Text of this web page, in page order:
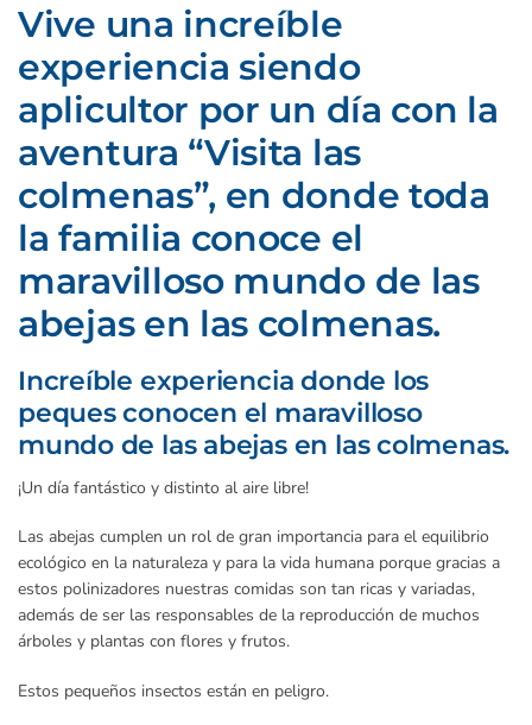
Vive una increíble
experiencia siendo
aplicultor por un día con la
aventura “Visita las
colmenas”, en donde toda
la familia conoce el
maravilloso mundo de las
abejas en las colmenas.
Increíble experiencia donde los
peques conocen el maravilloso
mundo de las abejas en las colmenas.
¡Un día fantástico y distinto al aire libre!
Las abejas cumplen un rol de gran importancia para el equilibrio
ecológico en la naturaleza y para la vida humana porque gracias a
estos polinizadores nuestras comidas son tan ricas y variadas,
además de ser las responsables de la reproducción de muchos
árboles y plantas con flores y frutos.
Estos pequeños insectos están en peligro.